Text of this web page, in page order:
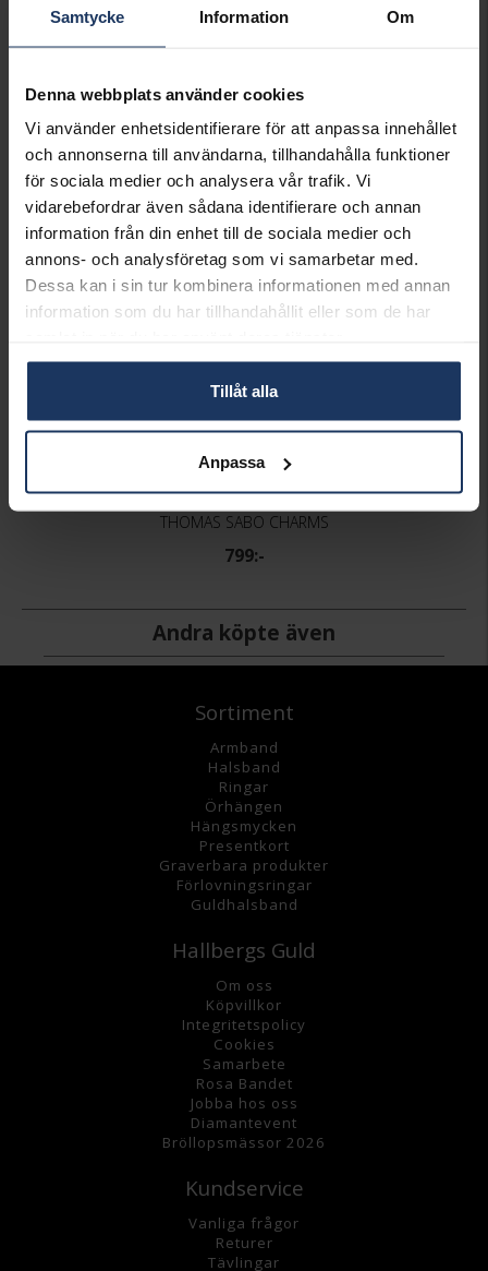
Samtycke Information Om
Denna webbplats använder cookies
Vi använder enhetsidentifierare för att anpassa innehållet
och annonserna till användarna, tillhandahålla funktioner
för sociala medier och analysera vår trafik. Vi
vidarebefordrar även sådana identifierare och annan
information från din enhet till de sociala medier och
annons- och analysföretag som vi samarbetar med.
Dessa kan i sin tur kombinera informationen med annan
information som du har tillhandahållit eller som de har
Tillåt alla
Anpassa
INFO
VARUMÄRKE
MATERIAL
Silver
STEN/PÄRLA
Kubisk Zirkonia
Matchande produkter och andra varianter
20%*
Berlock i äkta silver
THOMAS SABO CHARMS
799:-
Andra köpte även
Sortiment
Armband
Halsband
Ringar
Örhängen
Hängsmycken
Presentkort
Graverbara produkter
Förlovningsringar
Guldhalsband
Hallbergs Guld
Om oss
Köpvillkor
Integritetspolicy
Cookies
Samarbete
Rosa Bandet
Jobba hos oss
Diamantevent
Bröllopsmässor 2026
Kundservice
Vanliga frågor
Returer
Tävlingar